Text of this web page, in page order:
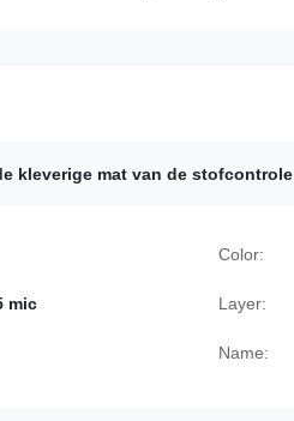
kleverige mat van de stofcontrole
Color:
mic Layer:
Name: